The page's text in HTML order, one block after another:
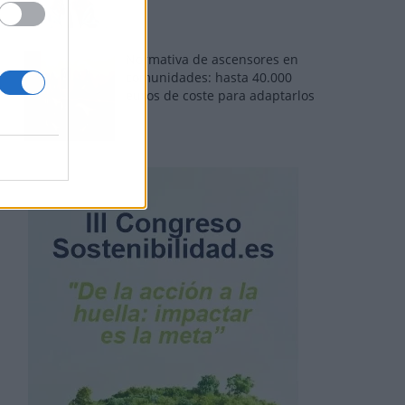
Normativa de ascensores en
comunidades: hasta 40.000
euros de coste para adaptarlos